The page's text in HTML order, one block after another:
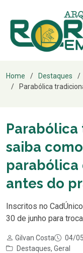
Home Destaques
Parabólica
Parabólica
saiba
parabólica
antes do
Inscritos no
30 de junho para
Gilvan Costa 04/
Destaques, Geral